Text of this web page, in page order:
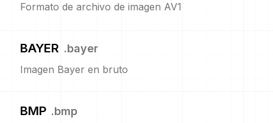
Formato de archivo de imagen AV1
BAYER .bayer
Imagen Bayer en bruto
BMP .bmp